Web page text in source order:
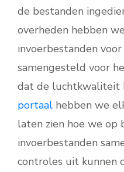
de bestanden
overheden hebben
invoerbestanden
samengesteld voor
dat de luchtkwaliteit
portaal hebben we
laten zien hoe we op
invoerbestanden
controles uit kunnen